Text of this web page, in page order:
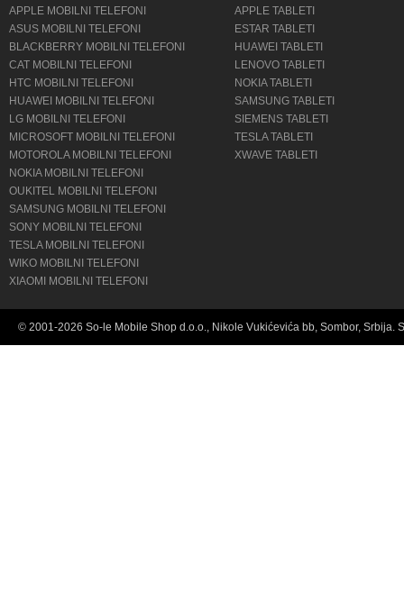
APPLE MOBILNI TELEFONI
ASUS MOBILNI TELEFONI
BLACKBERRY MOBILNI TELEFONI
CAT MOBILNI TELEFONI
HTC MOBILNI TELEFONI
HUAWEI MOBILNI TELEFONI
LG MOBILNI TELEFONI
MICROSOFT MOBILNI TELEFONI
MOTOROLA MOBILNI TELEFONI
NOKIA MOBILNI TELEFONI
OUKITEL MOBILNI TELEFONI
SAMSUNG MOBILNI TELEFONI
SONY MOBILNI TELEFONI
TESLA MOBILNI TELEFONI
WIKO MOBILNI TELEFONI
XIAOMI MOBILNI TELEFONI
APPLE TABLETI
ESTAR TABLETI
HUAWEI TABLETI
LENOVO TABLETI
NOKIA TABLETI
SAMSUNG TABLETI
SIEMENS TABLETI
TESLA TABLETI
XWAVE TABLETI
© 2001-2026 So-le Mobile Shop d.o.o., Nikole Vukićevića bb, Sombor, Srbija.